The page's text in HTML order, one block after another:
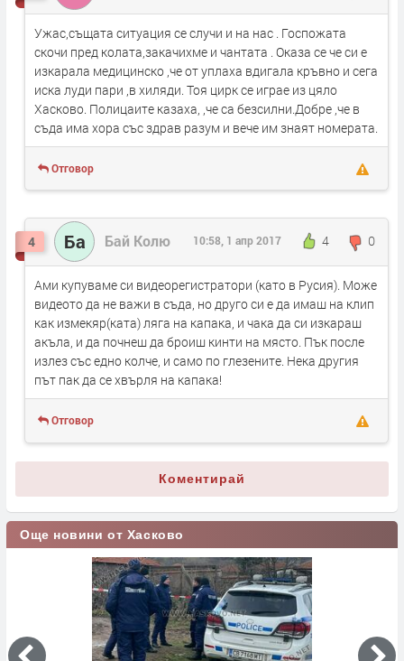
Ужас,същата ситуация се случи и на нас . Госпожата
скочи пред колата,закачихме и чантата . Оказа се че си е
изкарала медицинско ,че от уплаха вдигала кръвно и сега
иска луди пари ,в хиляди. Тоя цирк се играе из цяло
Хасково. Полицаите казаха, ,че са безсилни.Добре ,че в
съда има хора със здрав разум и вече им знаят номерата.
Отговор
4 Ба Бай Колю 4 0
10:58, 1 апр 2017
Ами купуваме си видеорегистратори (като в Русия). Може
видеото да не важи в съда, но друго си е да имаш на клип
как измекяр(ката) ляга на капака, и чака да си изкараш
акъла, и да почнеш да броиш кинти на място. Пък после
излез със едно колче, и само по глезените. Нека другия
път пак да се хвърля на капака!
Отговор
Коментирай
Още новини от Хасково